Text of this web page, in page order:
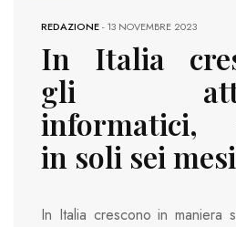
REDAZIONE-13 NOVEMBRE 2023
In Italia
gli
informatici,
in soli sei mesi
In Italia crescono in maniera